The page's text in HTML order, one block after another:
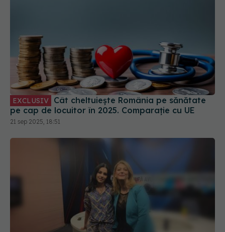
EXCLUSIV Cât cheltuiește România pe sănătate
pe cap de locuitor în 2025. Comparație cu UE
21 sep 2025, 18:51